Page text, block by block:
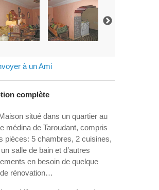
à un Ami
complète
situé dans un quartier au
médina de Taroudant, compris
pièces: 5 chambres, 2 cuisines,
salle de bain et d’autres
en besoin de quelque
rénovation…